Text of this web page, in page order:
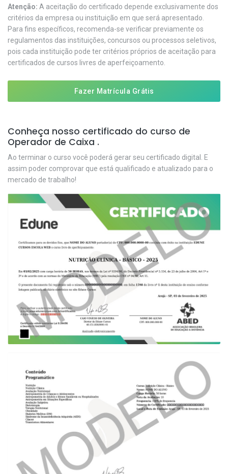
Atenção: A aceitação do certificado depende exclusivamente dos
critérios da empresa ou instituição em que será apresentado.
Para fins específicos, recomenda-se verificar previamente os
regulamentos das instituições, concursos ou processos seletivos,
pois cada instituição pode ter critérios próprios de aceitação para
certificados de cursos livres de aperfeiçoamento.
Fazer Matrícula Grátis
Conheça nosso certificado do curso de
Operador de Caixa .
Ao terminar o curso você poderá gerar seu certificado digital. E
assim poder comprovar que está qualificado e atualizado para o
mercado de trabalho!